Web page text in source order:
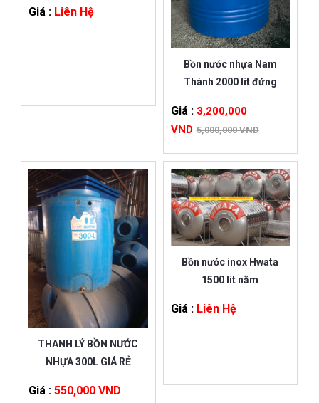
Giá : Liên Hệ
Bồn nước nhựa Nam
Thành 2000 lít đứng
Giá : 3,200,000
VND 5,000,000 VND
THANH LÝ BỒN NƯỚC
NHỰA 300L GIÁ RẺ
Giá : 550,000 VND
Bồn nước inox Hwata
1500 lít nằm
Giá :Liên Hệ